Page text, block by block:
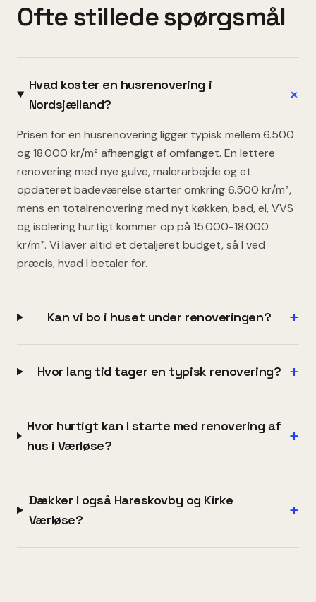
Ofte stillede spørgsmål
Hvad koster en husrenovering i
Nordsjælland?
+
Prisen for en husrenovering ligger typisk mellem 6.500
og 18.000 kr/m² afhængigt af omfanget. En lettere
renovering med nye gulve, malerarbejde og et
opdateret badeværelse starter omkring 6.500 kr/m²,
mens en totalrenovering med nyt køkken, bad, el, VVS
og isolering hurtigt kommer op på 15.000-18.000
kr/m². Vi laver altid et detaljeret budget, så I ved
præcis, hvad I betaler for.
Kan vi bo i huset under renoveringen? +
Hvor lang tid tager en typisk renovering? +
Hvor hurtigt kan I starte med renovering af
hus i Værløse?
+
Dækker I også Hareskovby og Kirke
Værløse?
+